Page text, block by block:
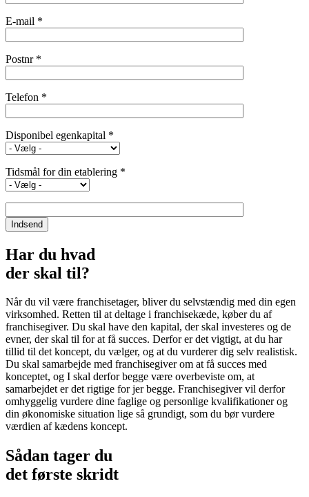
E-mail *
Postnr *
Telefon *
Disponibel egenkapital *
Tidsmål for din etablering *
Har du hvad
der skal til?
Når du vil være franchisetager, bliver du selvstændig med din egen
virksomhed. Retten til at deltage i franchisekæde, køber du af
franchisegiver. Du skal have den kapital, der skal investeres og de
evner, der skal til for at få succes. Derfor er det vigtigt, at du har
tillid til det koncept, du vælger, og at du vurderer dig selv realistisk.
Du skal samarbejde med franchisegiver om at få succes med
konceptet, og I skal derfor begge være overbeviste om, at
samarbejdet er det rigtige for jer begge. Franchisegiver vil derfor
omhyggelig vurdere dine faglige og personlige kvalifikationer og
din økonomiske situation lige så grundigt, som du bør vurdere
værdien af kædens koncept.
Sådan tager du
det første skridt